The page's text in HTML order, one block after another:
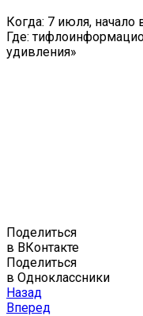
Когда: 7 июля, начало
Где:
удивления»
Поделиться
в ВКонтакте
Поделиться
в Одноклассники
Назад
Вперед